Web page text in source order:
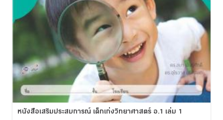
หนังสือเสริมประสบการณ์ เด็กเก่งวิทยาศาสตร์ อ.1 เล่ม 1